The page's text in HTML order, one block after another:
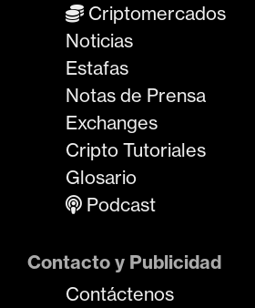
Criptomercados
Noticias
Estafas
Notas de Prensa
Exchanges
Cripto Tutoriales
Glosario
Podcast
Contacto y Publicidad
Contáctenos